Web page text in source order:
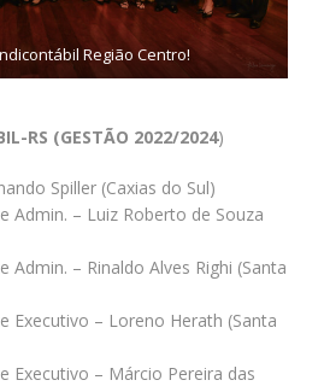
Região Centro!
RS (GESTÃO 2022/2024)
Spiller (Caxias do Sul)
Admin. – Luiz Roberto de Souza
Admin. – Rinaldo Alves Righi (Santa
Executivo – Loreno Herath (Santa
Executivo – Márcio Pereira das